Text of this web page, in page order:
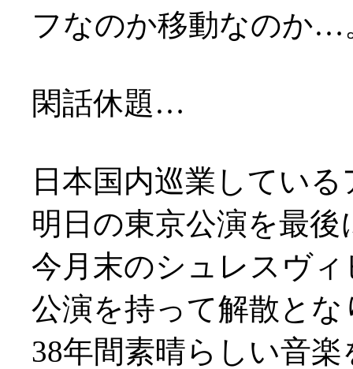
フなのか移動なのか…
閑話休題…
日本国内巡業してい
明日の東京公演を最後
今月末のシュレスヴ
公演を持って解散とな
38年間素晴らしい音